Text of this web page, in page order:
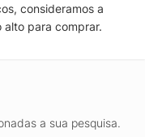
consideramos a
para comprar.
a sua pesquisa.